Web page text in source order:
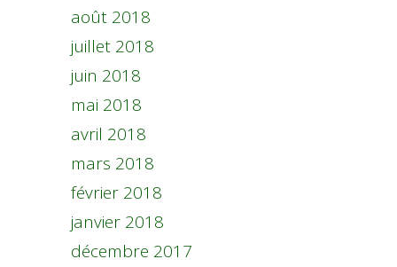
août 2018
juillet 2018
juin 2018
mai 2018
avril 2018
mars 2018
février 2018
janvier 2018
décembre 2017